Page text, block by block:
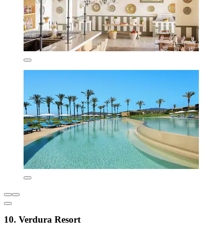
10. Verdura Resort